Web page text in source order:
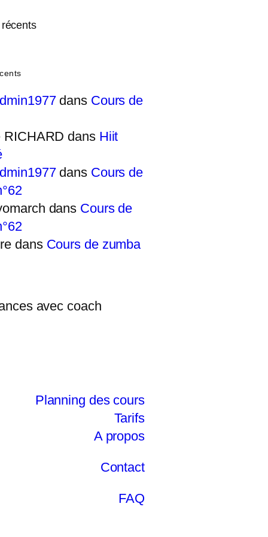
dans Cours de
RICHARD dans Hiit
dans Cours de
dans Cours de
dans Cours de zumba
Planning des cours
Tarifs
A propos
Contact
FAQ